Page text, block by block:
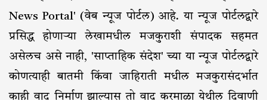
News Portal' (वेब न्यूज पोर्टल) आहे. या न्यूज पोर्टलद्वारे
प्रसिद्ध होणाऱ्या लेखामधील मजकुराशी संपादक सहमत
असेलच असे नाही, 'साप्ताहिक संदेश' च्या या न्यूज पोर्टलद्वारे
कोणत्याही बातमी किंवा जाहिराती मधील मजकुरासंदर्भात
काही वाद निर्माण झाल्यास तो वाद करमाळा येथील दिवाणी